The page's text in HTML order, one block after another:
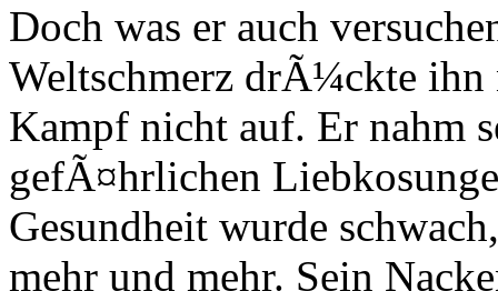
Doch was er auch
Weltschmerz drÃ¼ckte ihn
Kampf nicht auf. Er nahm
gefÃ¤hrlichen
Gesundheit wurde
mehr und mehr. Sein